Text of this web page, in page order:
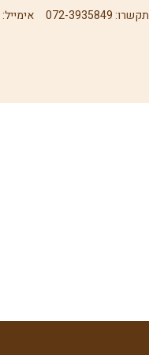
072-3935849 אימייל: